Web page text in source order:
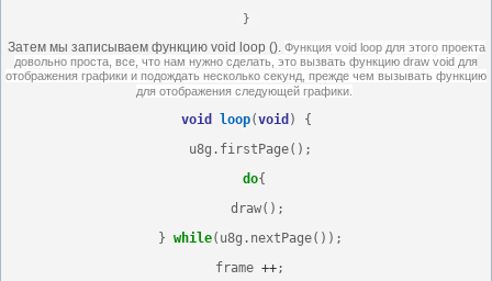
}
Затем мы записываем функцию void loop (). Функция void loop для этого проекта
довольно проста, все, что нам нужно сделать, это вызвать функцию draw void для
отображения графики и подождать несколько секунд, прежде чем вызывать функцию
для отображения следующей графики.
void loop(void ) {
u8g.firstPage();
do{
draw();
} while(u8g.nextPage());
frame ++;